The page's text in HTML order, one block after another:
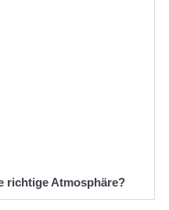
richtige Atmosphäre?